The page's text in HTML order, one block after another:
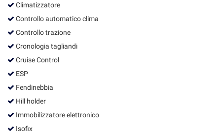
Climatizzatore
Controllo automatico clima
Controllo trazione
Cronologia tagliandi
Cruise Control
ESP
Fendinebbia
Hill holder
Immobilizzatore elettronico
Isofix
Cookie di marketing
cookie
policy
le
impostazioni